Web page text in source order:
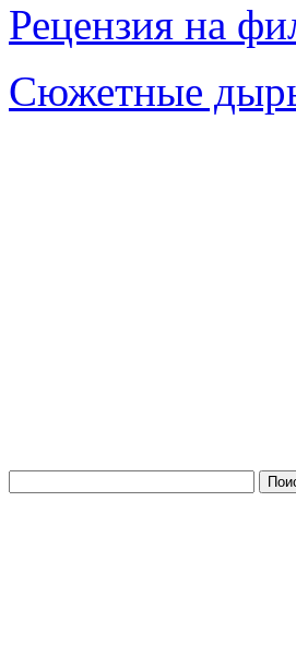
Рецензия на
Сюжетные